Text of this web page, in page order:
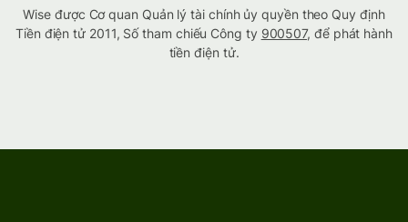
Wise được Cơ quan Quản lý tài chính ủy quyền theo Quy định
Tiền điện tử 2011, Số tham chiếu Công ty 900507, để phát hành
tiền điện tử.